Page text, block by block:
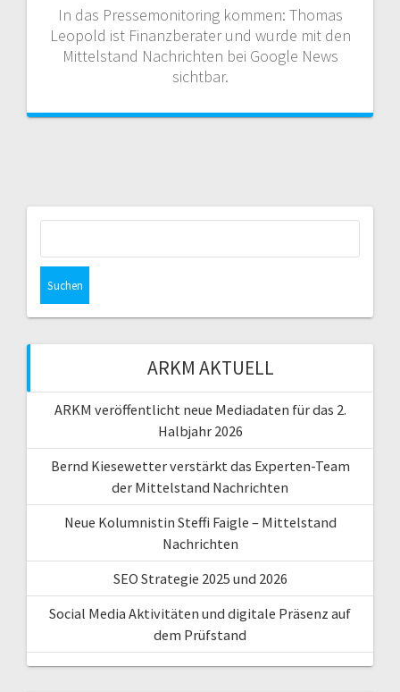
In das Pressemonitoring kommen: Thomas
Leopold ist Finanzberater und wurde mit den
Mittelstand Nachrichten bei Google News
sichtbar.
ARKM AKTUELL
ARKM veröffentlicht neue Mediadaten für das 2.
Halbjahr 2026
Bernd Kiesewetter verstärkt das Experten-Team
der Mittelstand Nachrichten
Neue Kolumnistin Steffi Faigle – Mittelstand
Nachrichten
SEO Strategie 2025 und 2026
Social Media Aktivitäten und digitale Präsenz auf
dem Prüfstand